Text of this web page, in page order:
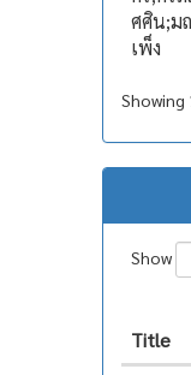
ศศิน;ม
เพ็ง
Show
Title